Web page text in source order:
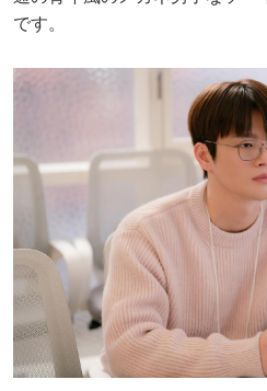
です。